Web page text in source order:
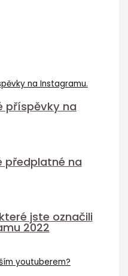
příspěvky na
předplatné na
jste označili
2022